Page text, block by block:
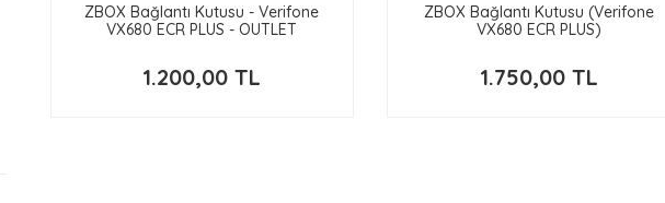
ZBOX Bağlantı Kutusu - Verifone
VX680 ECR PLUS - OUTLET
1.200,00 TL
ZBOX Bağlantı Kutusu (Verifone
VX680 ECR PLUS)
1.750,00 TL